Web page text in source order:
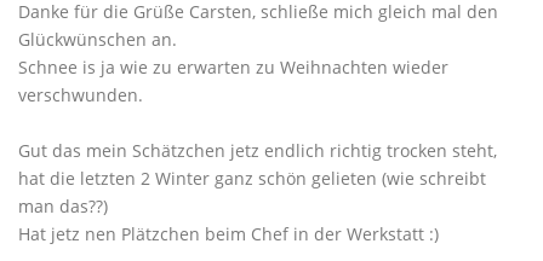
Danke für die Grüße Carsten, schließe mich gleich mal den
Glückwünschen an.
Schnee is ja wie zu erwarten zu Weihnachten wieder
verschwunden.
Gut das mein Schätzchen jetz endlich richtig trocken steht,
hat die letzten 2 Winter ganz schön gelieten (wie schreibt
man das??)
Hat jetz nen Plätzchen beim Chef in der Werkstatt :)